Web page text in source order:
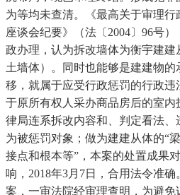
为等均未查清。《最高关于审理
座谈会纪要》（法〔2004〕96号
政办理，认为拆改墙体为衡宇建
土墙体）。同时也能够是建建物
移，就属于应受行政惩罚的行政
于原所有权人采办商品房后的室
律局连系拆改内容和、判定看法
为被惩罚对象；做为建建从体的“
接点和根本等”，本案的处置成果
响，2018年3月7日，合用法令准
案，一审法院经审理查明，为避